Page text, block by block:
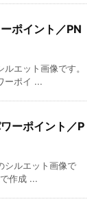
ポイント／PN
エット画像です。
ーポイ ...
ーポイント／P
シルエット画像で
作成 ...